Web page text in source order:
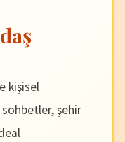
kişisel
şehir